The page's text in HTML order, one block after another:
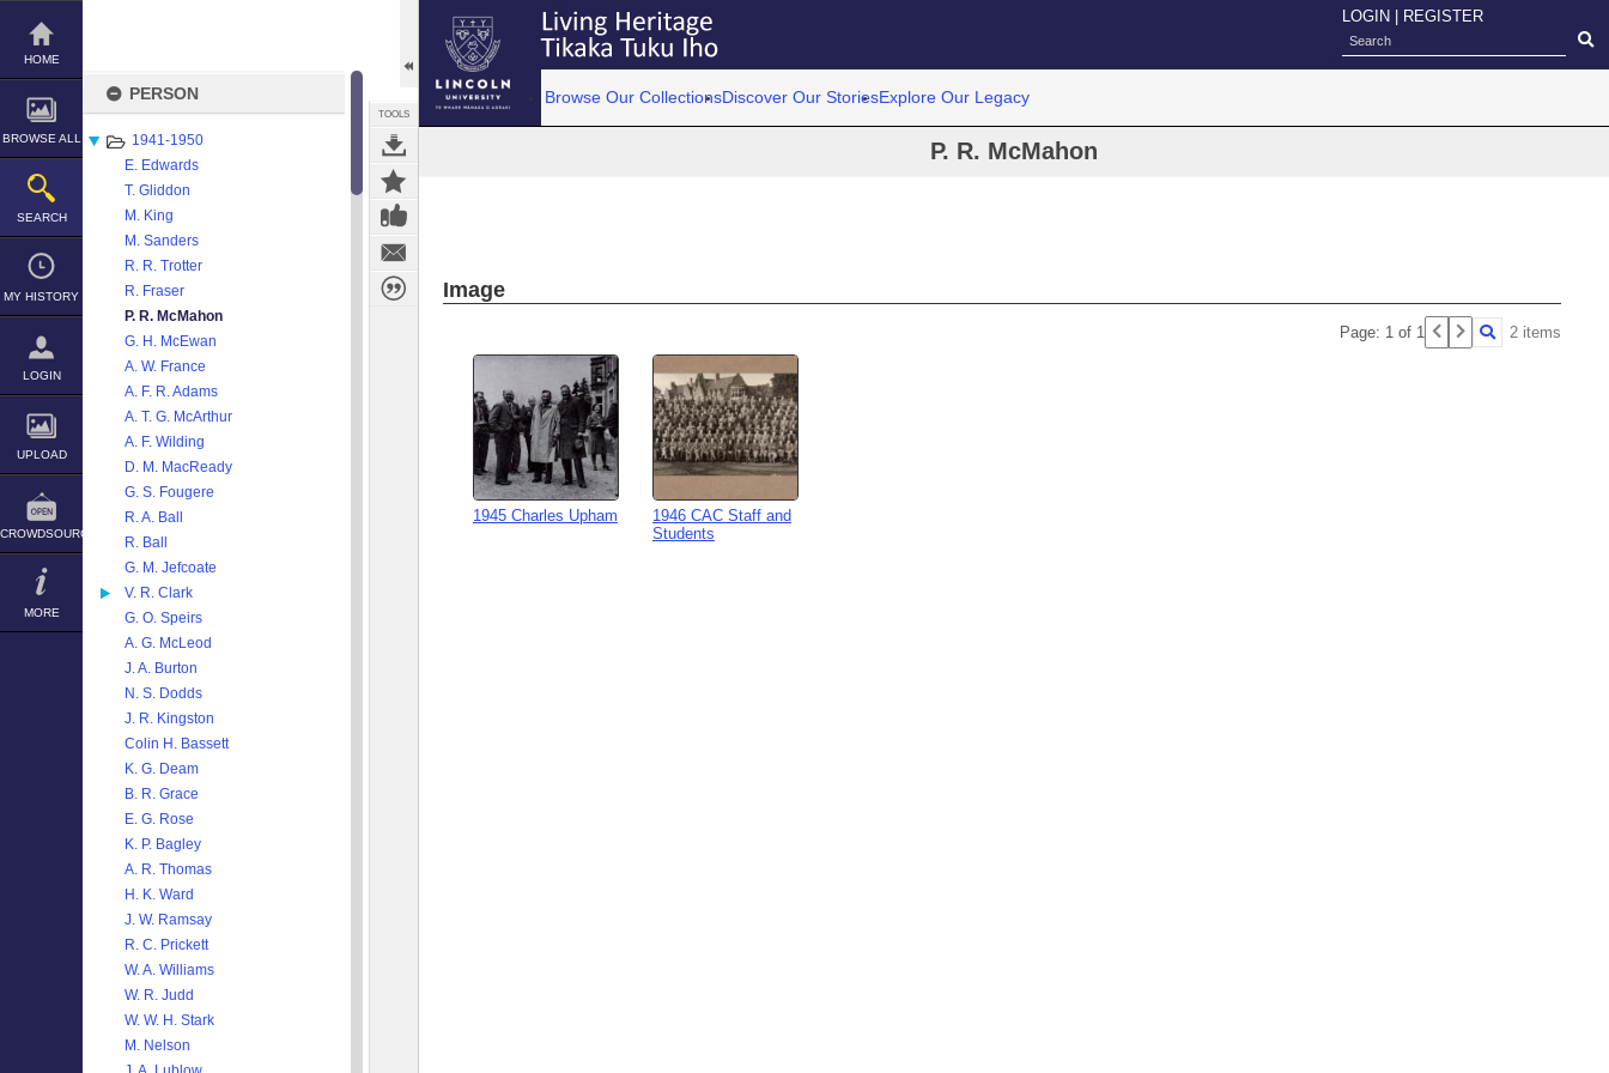
Skip
content
HOME
BROWSE ALL
SEARCH
MY HISTORY
LOGIN
UPLOAD
CROWDSOURCE
MORE
PERSON
1941-1950
E. Edwards
T. Gliddon
M. King
M. Sanders
R. R. Trotter
R. Fraser
P. R. McMahon
G. H. McEwan
A. W. France
A. F. R. Adams
A. T. G. McArthur
A. F. Wilding
D. M. MacReady
G. S. Fougere
R. A. Ball
R. Ball
G. M. Jefcoate
V. R. Clark
G. O. Speirs
A. G. McLeod
J. A. Burton
N. S. Dodds
J. R. Kingston
Colin H. Bassett
K. G. Deam
B. R. Grace
E. G. Rose
K. P. Bagley
A. R. Thomas
H. K. Ward
J. W. Ramsay
R. C. Prickett
W. A. Williams
W. R. Judd
W. W. H. Stark
M. Nelson
TOOLS
LOGIN REGISTER
Browse Our CollectionsDiscover Our StoriesExplore Our Legacy
P. R. McMahon
Image
Page: 1 of 1 2 items
1945 Charles Upham
1946 CAC Staff and
Students